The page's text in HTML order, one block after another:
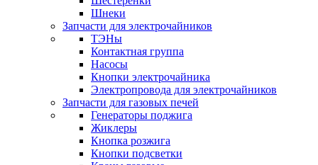
Шнеки
Запчасти для электрочайников
ТЭНы
Контактная группа
Насосы
Кнопки электрочайника
Электропровода для электрочайников
Запчасти для газовых печей
Генераторы поджига
Жиклеры
Кнопка розжига
Кнопки подсветки